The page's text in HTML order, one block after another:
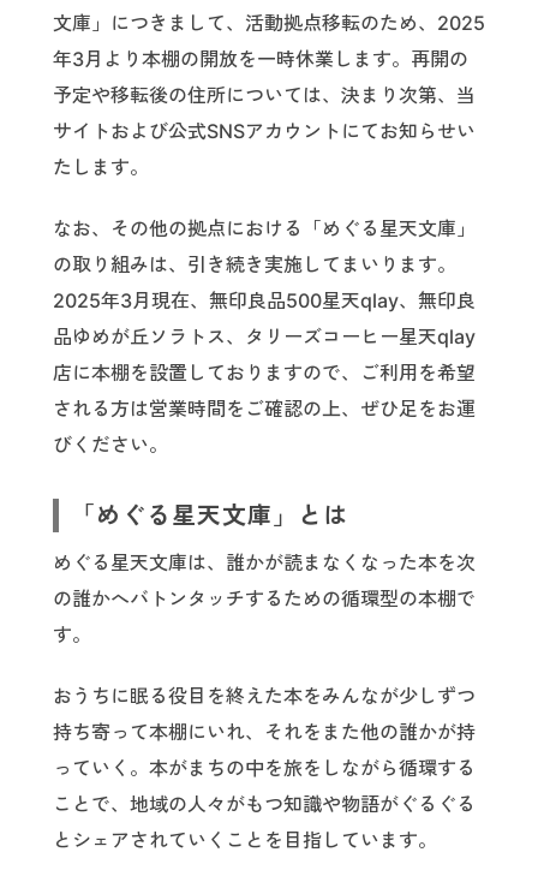
文庫」につきまして、活動拠点移転のため、2025
年3月より本棚の開放を一時休業します。再開の
予定や移転後の住所については、決まり次第、当
サイトおよび公式SNSアカウントにてお知らせい
たします。
なお、その他の拠点における「めぐる星天文庫」
の取り組みは、引き続き実施してまいります。
2025年3月現在、無印良品500星天qlay、無印良
品ゆめが丘ソラトス、タリーズコーヒー星天qlay
店に本棚を設置しておりますので、ご利用を希望
される方は営業時間をご確認の上、ぜひ足をお運
びください。
「めぐる星天文庫」とは
めぐる星天文庫は、誰かが読まなくなった本を次
の誰かへバトンタッチするための循環型の本棚で
す。
おうちに眠る役目を終えた本をみんなが少しずつ
持ち寄って本棚にいれ、それをまた他の誰かが持
っていく。本がまちの中を旅をしながら循環する
ことで、地域の人々がもつ知識や物語がぐるぐる
とシェアされていくことを目指しています。